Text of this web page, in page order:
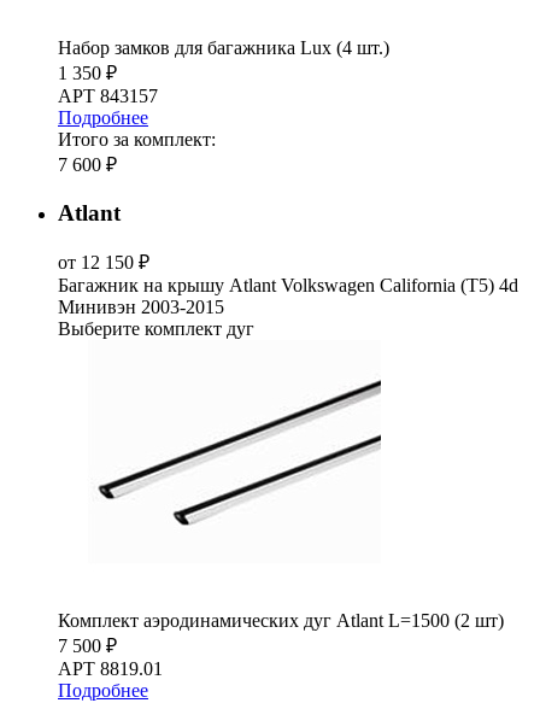
Набор замков для багажника Lux (4 шт.)
1 350 ₽
АРТ 843157
Подробнее
Итого за комплект:
7 600 ₽
Atlant
от 12 150 ₽
Багажник на крышу Atlant Volkswagen California (T5) 4d
Минивэн 2003-2015
Выберите комплект дуг
Комплект аэродинамических дуг Atlant L=1500 (2 шт)
7 500 ₽
АРТ 8819.01
Подробнее